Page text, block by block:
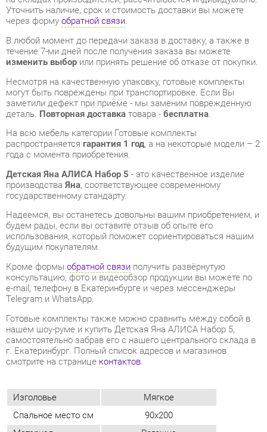
течение 7-ми дней после получения заказа вы можете
изменить выборили принять решение об отказе от покупки.
могут быть повреждены при транспортировке. Если Вы
заметили дефект при приёме - мы заменим поврежденную
деталь.Повторная доставкатовара -бесплатна.
На всю мебель категории Готовые комплекты
распространяетсягарантия 1 год, а на некоторые модели – 2
года с момента приобретения.
Детская Яна АЛИСА Набор 5- это качественное изделие
производстваЯна, соответствующее современному
государственному стандарту.
Надеемся, вы останетесь довольны вашим приобретением, и
будем рады, если вы оставите отзыв об опыте его
использования, который поможет сориентироваться нашим
будущим покупателям.
Кроме формы
получить развёрнутую
консультацию, фото и видеообзор продукции вы можете по
e-mail, телефону в Екатеринбурге и через мессенджеры
Telegram и WhatsApp.
нашем шоу-руме и купить Детская Яна АЛИСА Набор 5,
самостоятельно забрав его с нашего центрального склада в
г. Екатеринбург. Полный список адресов и магазинов
смотрите на странице
Изголовье
Мягкое
Спальное место см
90x200
Материал
ОТЗЫВЫ